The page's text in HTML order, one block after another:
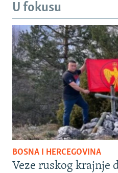
U fokusu
BOSNA I HERCEGOVINA
Veze ruskog krajnje